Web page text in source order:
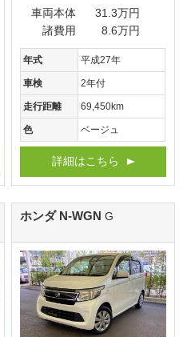
車両本体
31.3万円
諸費用
8.6万円
年式 平成27年
車検 2年付
走行距離 69,450km
色 ベージュ
詳細はこちら
ホンダ N-WGNG